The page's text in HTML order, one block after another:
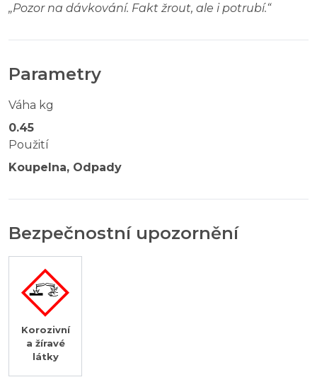
„Pozor na dávkování. Fakt žrout, ale i potrubí.“
Parametry
Váha kg
0.45
Použití
Koupelna, Odpady
Bezpečnostní upozornění
Korozivní
a žíravé
látky